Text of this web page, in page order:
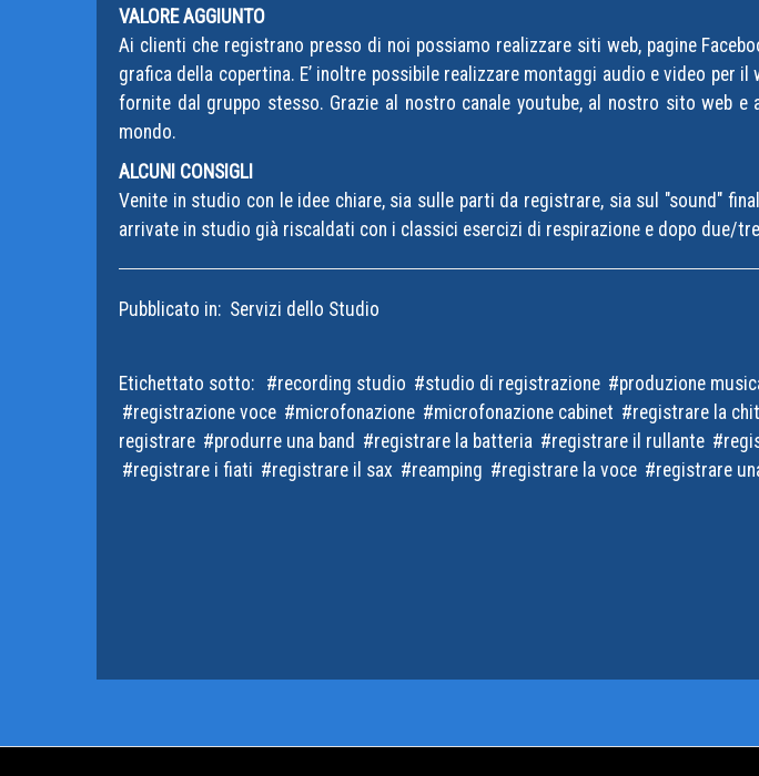
VALORE AGGIUNTO
Ai clienti che registrano presso di noi possiamo realizzare siti web, pagine
grafica della copertina. E’ inoltre possibile realizzare montaggi audio e video
fornite dal gruppo stesso. Grazie al nostro canale youtube, al nostro sito web
mondo.
ALCUNI CONSIGLI
Venite in studio con le idee chiare, sia sulle parti da registrare, sia sul "sound"
arrivate in studio già riscaldati con i classici esercizi di respirazione e dopo due/
Pubblicato in: Servizi dello Studio
Etichettato sotto: recording studio studio di registrazione produzione
registrazione voce
microfonazione microfonazione cabinet registrare la
registrare
produrre una band registrare la batteria registrare il rullante
registrare i fiati
registrare il sax reamping registrare la voce registrare